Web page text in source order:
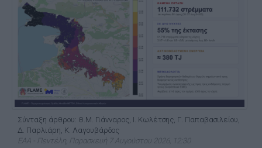
Σύνταξη άρθρου: Θ.Μ. Γιάνναρος, Ι. Κωλέτσης, Γ. Παπαβασιλείου,
Δ. Παρλιάρη, Κ. Λαγουβάρδος
ΕΑΑ - Πεντέλη, Παρασκευή 7 Αυγούστου 2026, 12:30